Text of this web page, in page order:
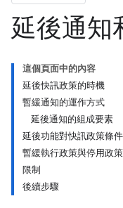
延後通知
這個頁面中的內容
延後快訊政策的時機
暫緩通知的運作方式
延後通知的組成要素
延後功能對快訊政策條
暫緩執行政策與停用政
限制
後續步驟